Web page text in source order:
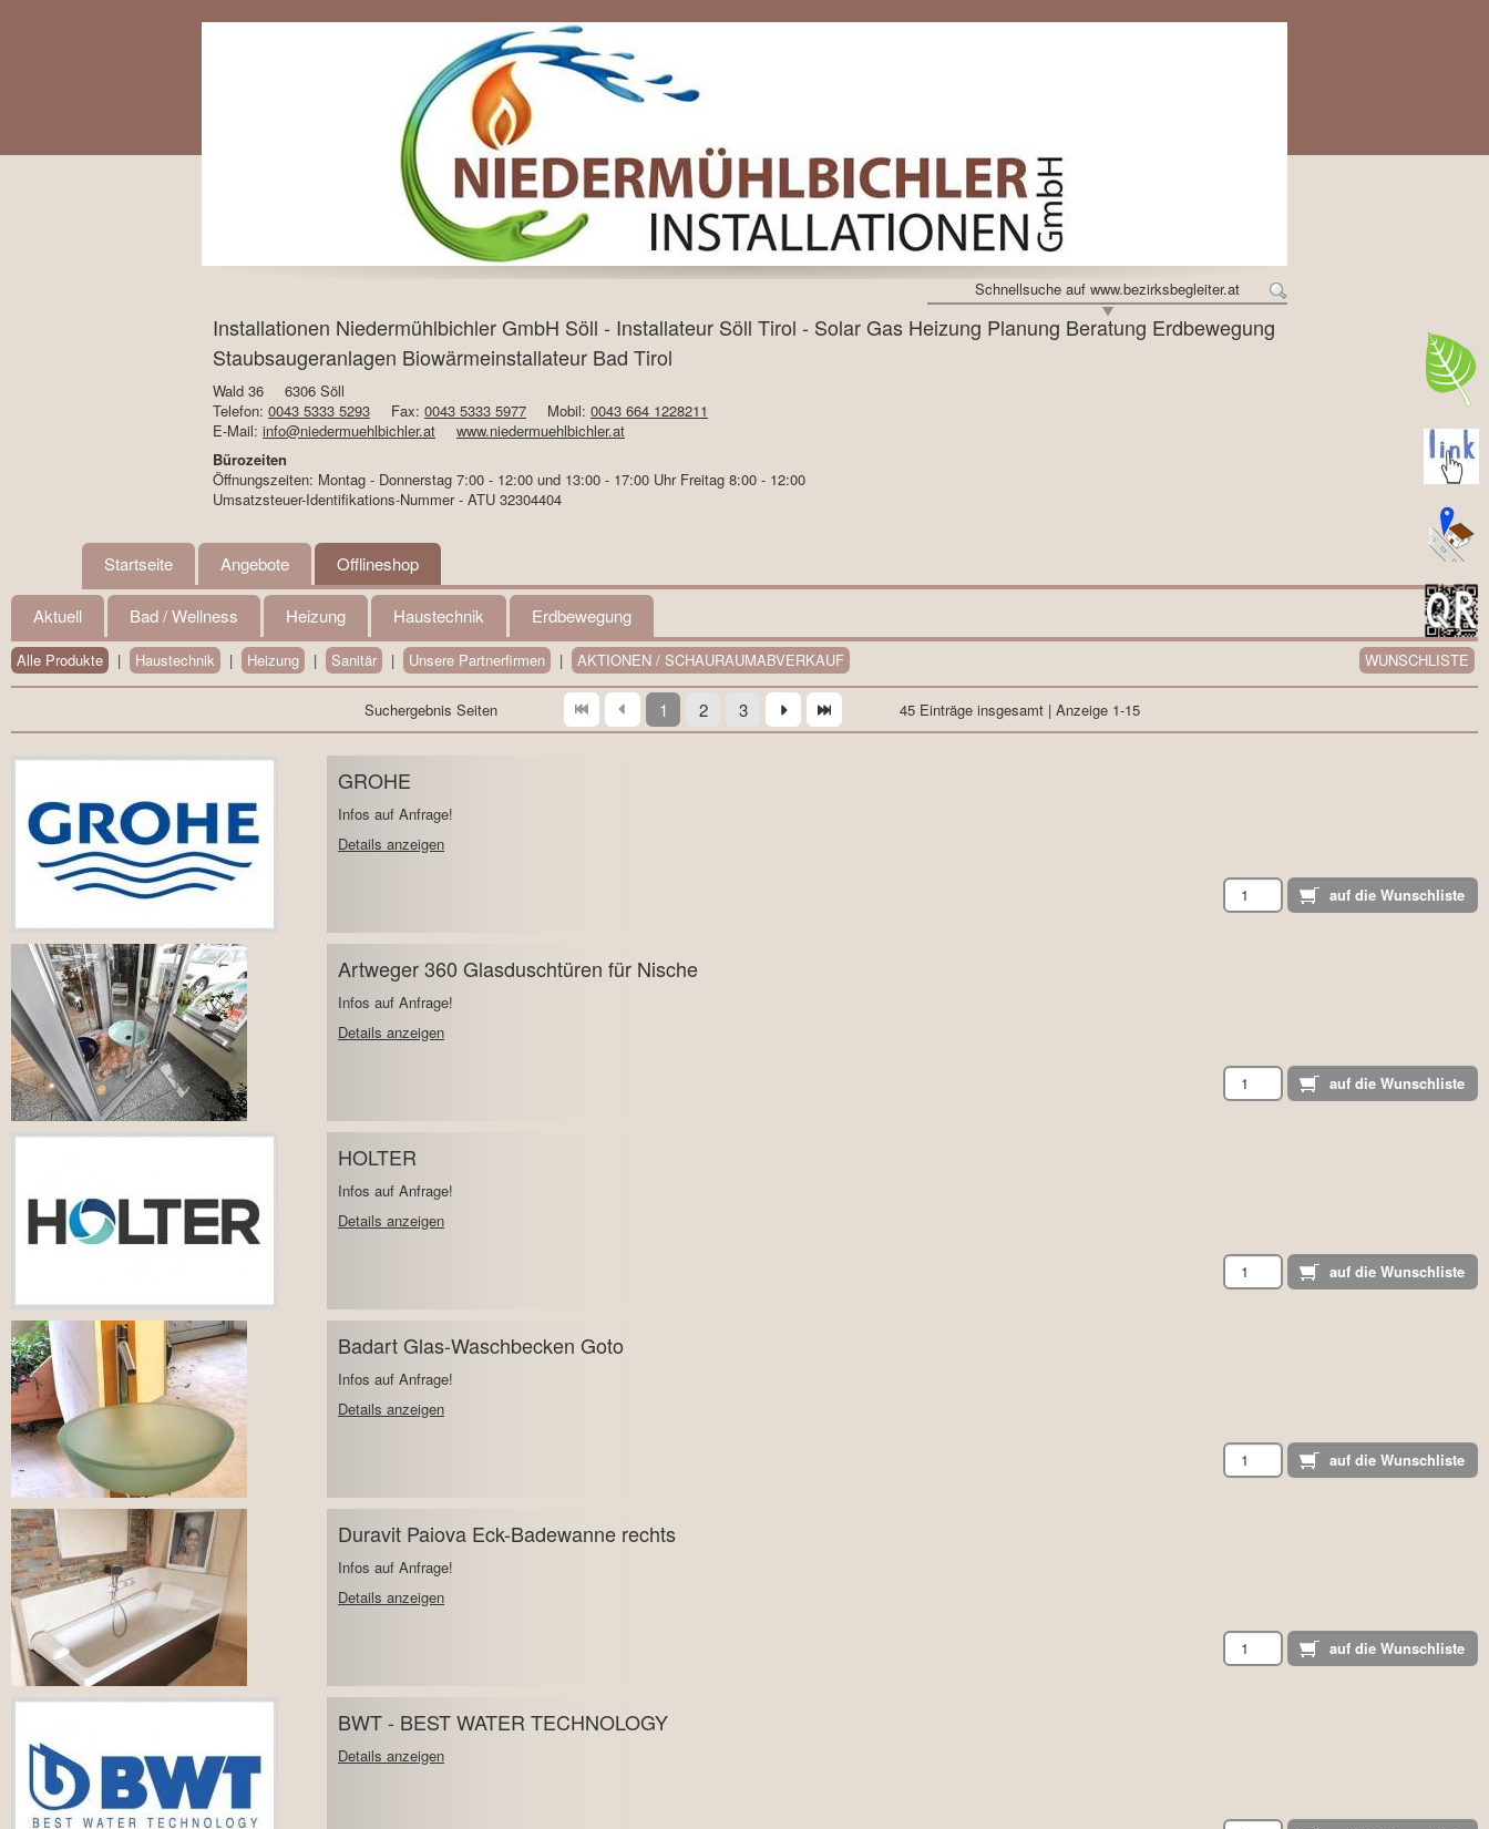
Schnellsuche auf www.bezirksbegleiter.at
Installationen Niedermühlbichler GmbH Söll - Installateur Söll Tirol - Solar Gas Heizung Planung Beratung Erdbewegung
Staubsaugeranlagen Biowärmeinstallateur Bad Tirol
Wald 36
6306 Söll
Telefon: 0043 5333 5293 Fax: 0043 5333 5977 Mobil: 0043 664 1228211
E-Mail: info@niedermuehlbichler.at
www.niedermuehlbichler.at
Bürozeiten
Öffnungszeiten: Montag - Donnerstag 7:00 - 12:00 und 13:00 - 17:00 Uhr Freitag 8:00 - 12:00
Umsatzsteuer-Identifikations-Nummer - ATU 32304404
Startseite Angebote Offlineshop
Aktuell Bad / Wellness Heizung Haustechnik Erdbewegung
Alle Produkte | Haustechnik | Heizung | Sanitär | Unsere Partnerfirmen | AKTIONEN / SCHAURAUMABVERKAUF WUNSCHLISTE
Suchergebnis Seiten 1 2 3 45 Einträgeinsgesamt | Anzeige 1-15
GROHE
Infos auf Anfrage!
Details anzeigen
Artweger 360 Glasduschtüren für Nische
Infos auf Anfrage!
Details anzeigen
HOLTER
Infos auf Anfrage!
Details anzeigen
Badart Glas-Waschbecken Goto
Infos auf Anfrage!
Details anzeigen
Duravit Paiova Eck-Badewanne rechts
Infos auf Anfrage!
Details anzeigen
BWT - BEST WATER TECHNOLOGY
Details anzeigen